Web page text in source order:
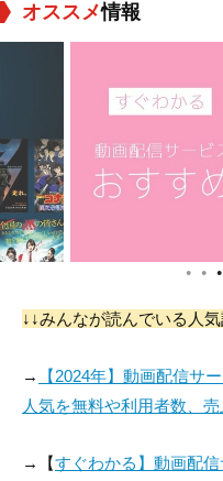
オススメ情報
● ● ●
↓↓みんなが読んでいる人気
→
【2024年】動画配信サ
人気を無料や利用者数、
→【すぐわかる】動画配